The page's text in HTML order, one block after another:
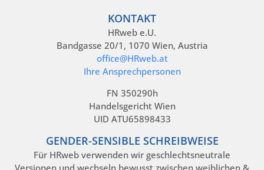
KONTAKT
HRweb e.U.
Bandgasse 20/1, 1070 Wien, Austria
office@HRweb.at
Ihre Ansprechpersonen
FN 350290h
Handelsgericht Wien
UID ATU65898433
GENDER-SENSIBLE SCHREIBWEISE
Für HRweb verwenden wir geschlechtsneutrale